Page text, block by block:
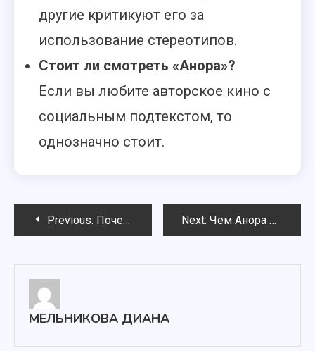
другие критикуют его за
использование стереотипов.
Стоит ли смотреть «Анора»?
Если вы любите авторское кино с
социальным подтекстом, то
однозначно стоит.
Навигация
записям
Previous: Почему фильм «Анора» не мог закончиться хэппи-эндом? Next: Чем Анора похожа на предыдущие фильмы Шона Бейкера?
МЕЛЬНИКОВА ДИАНА